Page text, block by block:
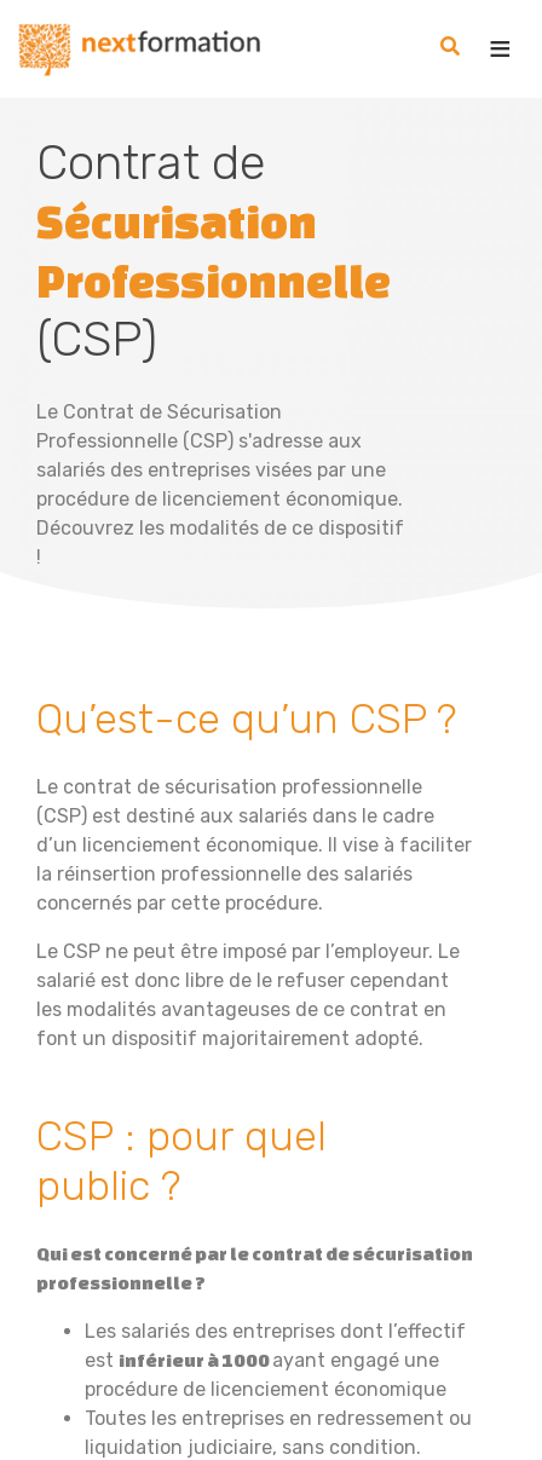
Nextformation
Contrat de
Sécurisation
Professionnelle
(CSP)
Le Contrat de Sécurisation
Professionnelle (CSP) s'adresse aux
salariés des entreprises visées par une
procédure de licenciement économique.
Découvrez les modalités de ce dispositif
!
Qu’est-ce qu’un CSP ?
Le contrat de sécurisation professionnelle
(CSP) est destiné aux salariés dans le cadre
d’un licenciement économique. Il vise à faciliter
la réinsertion professionnelle des salariés
concernés par cette procédure.
Le CSP ne peut être imposé par l’employeur. Le
salarié est donc libre de le refuser cependant
les modalités avantageuses de ce contrat en
font un dispositif majoritairement adopté.
CSP : pour quel
public ?
Qui est concerné par le contrat de sécurisation
professionnelle ?
Les salariés des entreprises dont l’effectif
est inférieur à 1000ayant engagé une
procédure de licenciement économique
Toutes les entreprises en redressement ou
liquidation judiciaire, sans condition.